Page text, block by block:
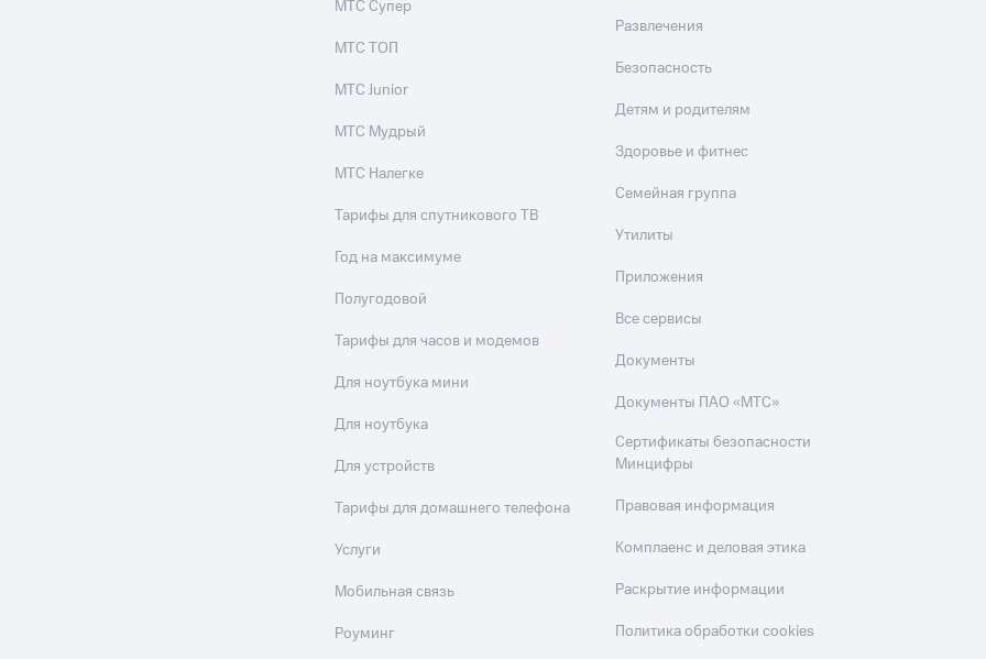
МТС Супер
МТС ТОП
МТС Junior
МТС Мудрый
МТС Налегке
Тарифы для спутникового ТВ
Год на максимуме
Полугодовой
Тарифы для часов и модемов
Для ноутбука мини
Для ноутбука
Для устройств
Тарифы для домашнего телефона
Услуги
Мобильная связь
Роуминг
Развлечения
Безопасность
Детям и родителям
Здоровье и фитнес
Семейная группа
Утилиты
Приложения
Все сервисы
Документы
Документы ПАО «МТС»
Сертификаты безопасности
Минцифры
Правовая информация
Комплаенс и деловая этика
Раскрытие информации
Политика обработки cookies